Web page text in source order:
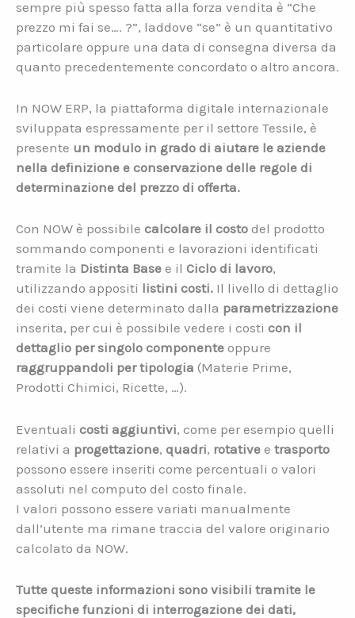
sempre più spesso fatta alla forza vendita è “Che
prezzo mi fai se…. ?”, laddove “se” è un quantitativo
particolare oppure una data di consegna diversa da
quanto precedentemente concordato o altro ancora.
In NOW ERP, la piattaforma digitale internazionale
sviluppata espressamente per il settore Tessile, è
presente un modulo in grado di aiutare le aziende
nella definizione e conservazione delle regole di
determinazione del prezzo di offerta.
Con NOW è possibile calcolare il costo del prodotto
sommando componenti e lavorazioni identificati
tramite la Distinta Base e il Ciclo di lavoro,
utilizzando appositi listini costi. Il livello di dettaglio
dei costi viene determinato dalla parametrizzazione
inserita, per cui è possibile vedere i costi con il
dettaglio per singolo componente oppure
raggruppandoli per tipologia (Materie Prime,
Prodotti Chimici, Ricette, …).
Eventuali costi aggiuntivi, come per esempio quelli
relativi a progettazione, quadri, rotative e trasporto
possono essere inseriti come percentuali o valori
assoluti nel computo del costo finale.
I valori possono essere variati manualmente
dall’utente ma rimane traccia del valore originario
calcolato da NOW.
Tutte queste informazioni sono visibili tramite le
specifiche funzioni di interrogazione dei dati,